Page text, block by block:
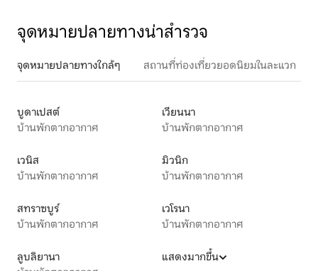
จุดหมายปลายทางน่าสำรวจ
จุดหมายปลายทางใกล้ๆ สถานที่ท่องเที่ยวยอดนิยมในละแวก
บูดาเปสต์
บ้านพักตากอากาศ
เวียนนา
บ้านพักตากอากาศ
เวนิส
บ้านพักตากอากาศ
มิวนิก
บ้านพักตากอากาศ
สทราซบูร์
บ้านพักตากอากาศ
เวโรนา
บ้านพักตากอากาศ
ลูบลิยานา
แสดงมากขึ้น